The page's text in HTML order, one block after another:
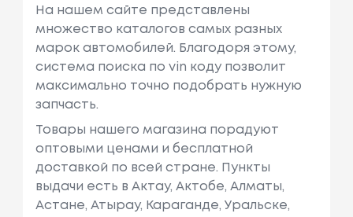
На нашем сайте представлены
множество каталогов самых разных
марок автомобилей. Благодоря этому,
система поиска по vin коду позволит
максимально точно подобрать нужную
запчасть.
Товары нашего магазина порадуют
оптовыми ценами и бесплатной
доставкой по всей стране. Пункты
выдачи есть в Актау, Актобе, Алматы,
Астане, Атырау, Караганде, Уральске,